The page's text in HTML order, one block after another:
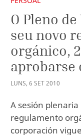
O Pleno
seu novo
orgánico,
aprobarse
LUNS, 6 SET2010
A sesión
regulamento
corporación